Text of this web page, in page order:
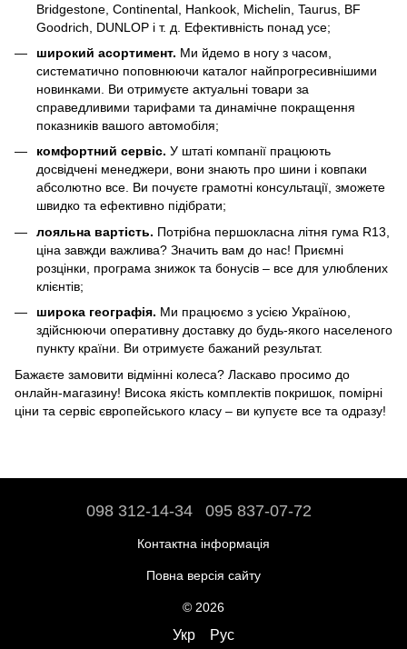
Bridgestone, Continental, Hankook, Michelin, Taurus, BF
Goodrich, DUNLOP і т. д. Ефективність понад усе;
широкий асортимент. Ми йдемо в ногу з часом,
систематично поповнюючи каталог найпрогресивнішими
новинками. Ви отримуєте актуальні товари за
справедливими тарифами та динамічне покращення
показників вашого автомобіля;
комфортний сервіс. У штаті компанії працюють
досвідчені менеджери, вони знають про шини і ковпаки
абсолютно все. Ви почуєте грамотні консультації, зможете
швидко та ефективно підібрати;
лояльна вартість. Потрібна першокласна літня гума R13,
ціна завжди важлива? Значить вам до нас! Приємні
розцінки, програма знижок та бонусів – все для улюблених
клієнтів;
широка географія. Ми працюємо з усією Україною,
здійснюючи оперативну доставку до будь-якого населеного
пункту країни. Ви отримуєте бажаний результат.
Бажаєте замовити відмінні колеса? Ласкаво просимо до
онлайн-магазину! Висока якість комплектів покришок, помірні
ціни та сервіс європейського класу – ви купуєте все та одразу!
098 312-14-34 095 837-07-72
Контактна інформація
Повна версія сайту
© 2026
Укр Рус